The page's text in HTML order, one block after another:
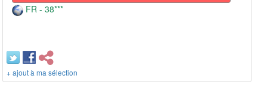
FR - 38***
+ ajout à ma sélection